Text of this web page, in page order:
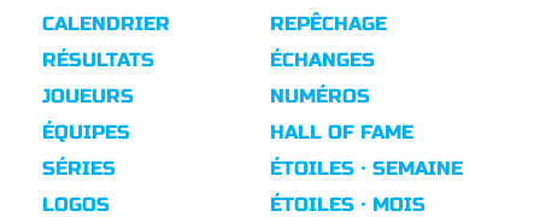
CALENDRIER
RÉSULTATS
REPÊCHAGE
ÉCHANGES
JOUEURS
ÉQUIPES
SÉRIES
LOGOS
NUMÉROS
HALL OF FAME
ÉTOILES · SEMAINE
ÉTOILES · MOIS